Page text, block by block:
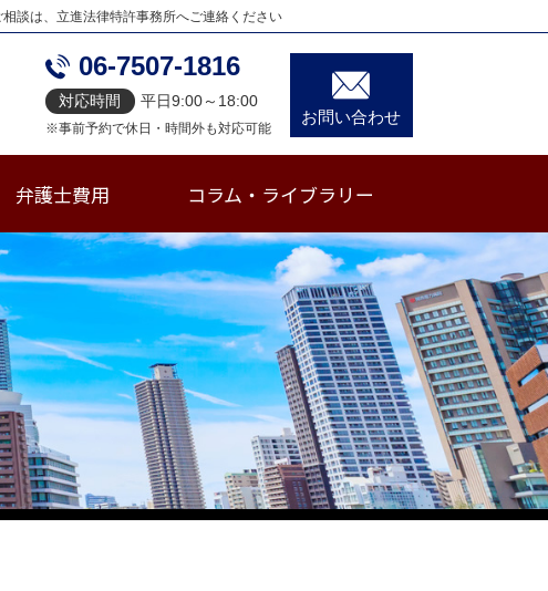
談は、立進法律特許事務所へご連絡ください
06-7507-1816
対応時間 平日9:00～18:00
※事前予約で休日・時間外も対応可能
お問い合わせ
弁護士費用 コラム・ライブラリー